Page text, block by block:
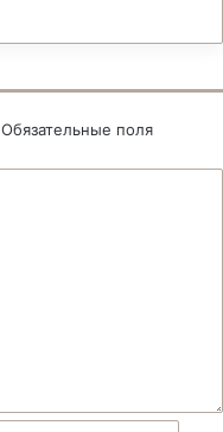
Обязательные поля